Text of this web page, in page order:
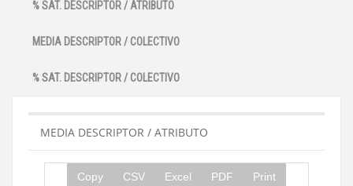
% SAT. DESCRIPTOR / ATRIBUTO
MEDIA DESCRIPTOR / COLECTIVO
% SAT. DESCRIPTOR / COLECTIVO
MEDIA DESCRIPTOR / ATRIBUTO
Copy CSV Excel PDF Print